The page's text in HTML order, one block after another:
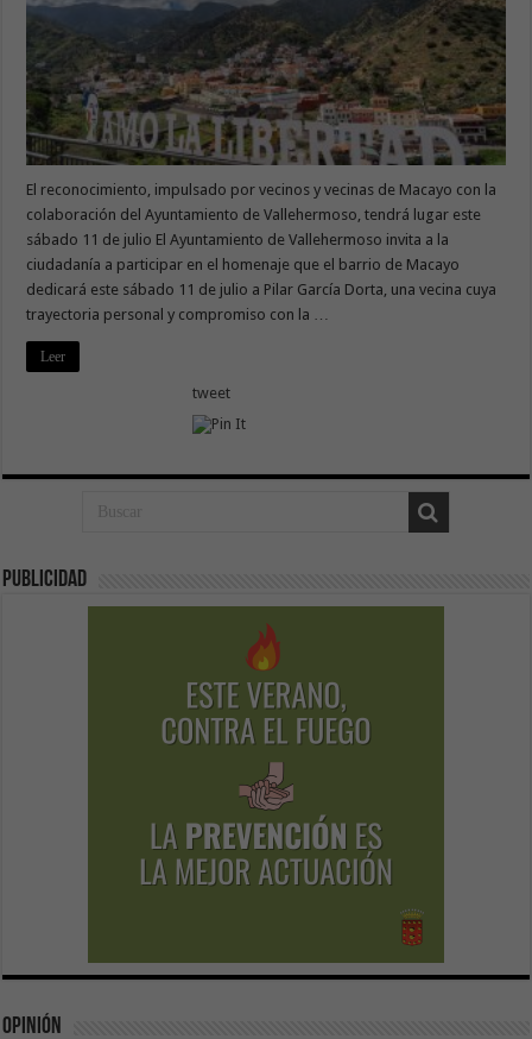
El reconocimiento, impulsado por vecinos y vecinas de Macayo con la
colaboración del Ayuntamiento de Vallehermoso, tendrá lugar este
sábado 11 de julio El Ayuntamiento de Vallehermoso invita a la
ciudadanía a participar en el homenaje que el barrio de Macayo
dedicará este sábado 11 de julio a Pilar García Dorta, una vecina cuya
trayectoria personal y compromiso con la …
Leer
tweet
Publicidad
Opinión